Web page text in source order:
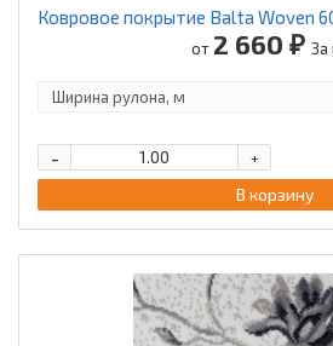
Ковровое покрытие Balta Woven
от 2 660 ₽ За
+
-
В корзину